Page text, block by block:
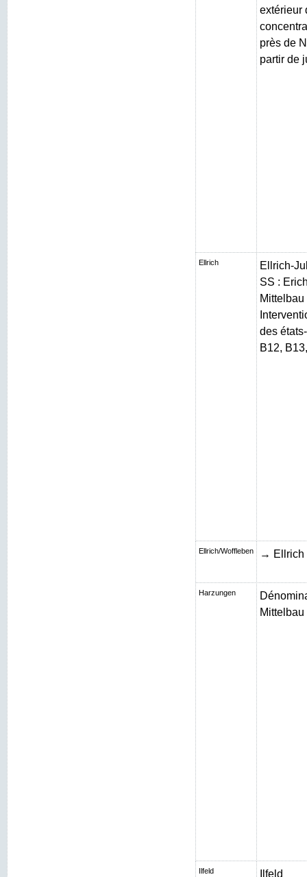
extérieur
près de
partir de
Ellrich
Ellrich-
SS :
Mittelbau
des
B12,
Ellrich/Woffleben → Ellrich
Harzungen
Mittelbau
Ilfeld Ilfeld